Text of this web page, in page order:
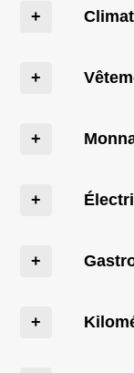
Climat